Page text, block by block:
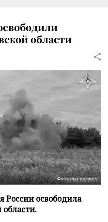
области
Фото: max.ru/morf
освободила